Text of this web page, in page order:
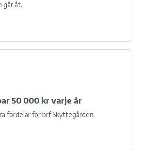
går åt.
50 000 kr varje år
fördelar för brf Skyttegården.